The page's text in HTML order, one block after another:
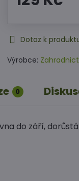
Dotaz k
Výrobce:
0
do září, dorůstá